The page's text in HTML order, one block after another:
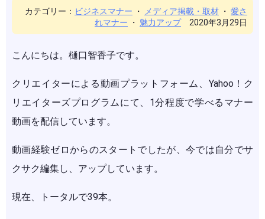
カテゴリー： ビジネスマナー ・ メディア掲載・取材 ・ 愛さ
れマナー ・ 魅力アップ2020年3月29日
こんにちは。樋口智香子です。
クリエイターによる動画プラットフォーム、Yahoo！ク
リエイターズプログラムにて、1分程度で学べるマナー
動画を配信しています。
動画経験ゼロからのスタートでしたが、今では自分でサ
クサク編集し、アップしています。
現在、トータルで39本。